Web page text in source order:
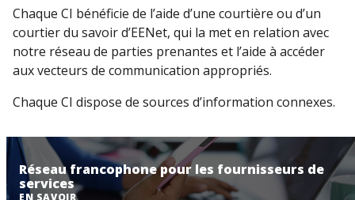
Chaque CI bénéficie de l’aide d’une courtière ou d’un
courtier du savoir d’EENet, qui la met en relation avec
notre réseau de parties prenantes et l’aide à accéder
aux vecteurs de communication appropriés.
Chaque CI dispose de sources d’information connexes.
Réseau francophone pour les fournisseurs de
services
EN SAVOIR